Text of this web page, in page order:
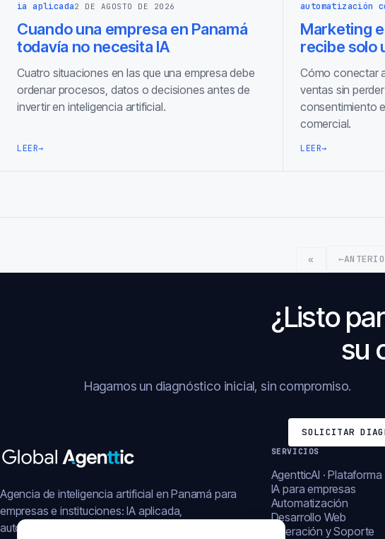
ia aplicada2 DE AGOSTO DE 2026
Cuando una empresa en Panamá
todavía no necesita IA
Cuatro situaciones en las que una empresa debe
ordenar procesos, datos o decisiones antes de
invertir en inteligencia artificial.
LEER→
automatización
Marketing
recibe solo
Cómo conectar
ventas sin
consentimiento
comercial.
LEER→
« ←
¿Listo
su
Hagamos un diagnóstico inicial, sin compromiso.
SOLICITAR
Agencia de inteligencia artificial en Panamá para
empresas e instituciones: IA aplicada,
automatización, plataformas y operación digital.
SERVICIOS
AgentticAI · Plataforma
IA para empresas
Automatización
Desarrollo Web
Operación y Soporte